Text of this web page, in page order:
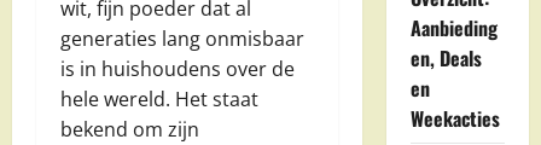
wit, fijn poeder dat al
generaties lang onmisbaar
is in huishoudens over de
hele wereld. Het staat
bekend om zijn
Aanbieding
en, Deals
en
Weekacties